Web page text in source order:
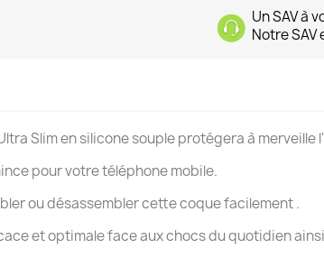
Un SAV à
Notre SAV
Slim en silicone souple protégera à
pour votre téléphone mobile.
ou désassembler cette coque facilement .
et optimale face aux chocs du quotidien